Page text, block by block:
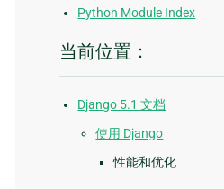
Python Module Index
当前位置：
Django 5.1 文档
使用 Django
性能和优化